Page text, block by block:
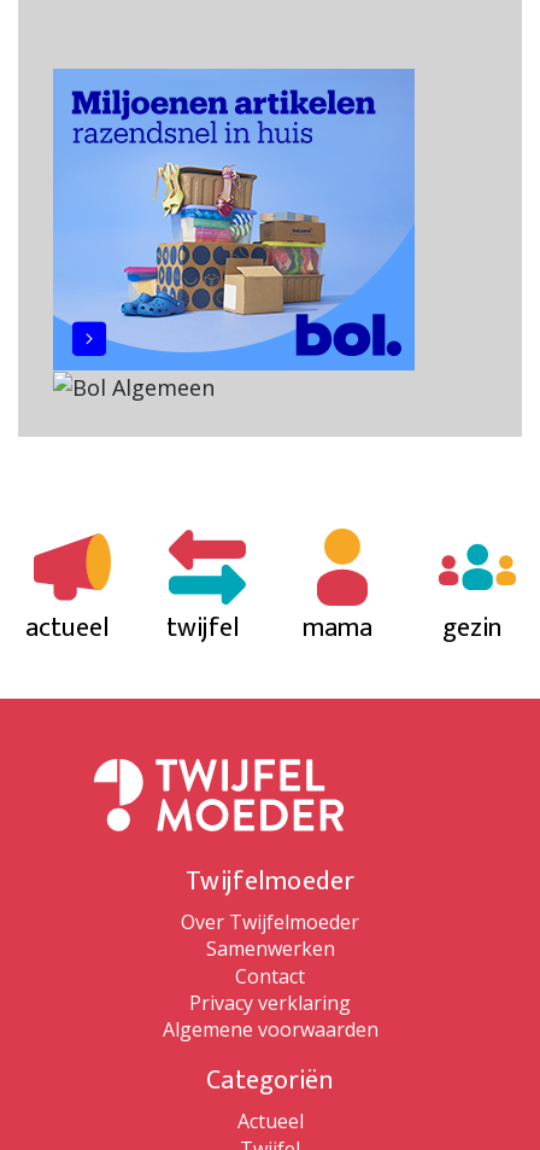
actueel twijfel mama gezin
Twijfelmoeder
Over Twijfelmoeder
Samenwerken
Contact
Privacy verklaring
Algemene voorwaarden
Categoriën
Actueel